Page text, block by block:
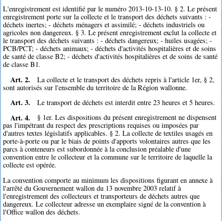
L'enregistrement est identifié par le numéro 2013-10-13-10. § 2. Le présent
enregistrement porte sur la collecte et le transport des déchets suivants : -
déchets inertes; - déchets ménagers et assimilé; - déchets industriels ou
agricoles non dangereux. § 3. Le présent enregistrement exclut la collecte et
le transport des déchets suivants : - déchets dangereux; - huiles usagées; -
PCB/PCT; - déchets animaux; - déchets d'activités hospitalières et de soins
de santé de classe B2; - déchets d'activités hospitalières et de soins de santé
de classe B1.
Art. 2.
La collecte et le transport des déchets repris à l'article 1er, § 2,
sont autorisés sur l'ensemble du territoire de la Région wallonne.
Art. 3. Le transport de déchets est interdit entre 23 heures et 5 heures.
Art. 4.
§ 1er. Les dispositions du présent enregistrement ne dispensent
pas l'impétrant du respect des prescriptions requises ou imposées par
d'autres textes législatifs applicables. § 2. La collecte de textiles usagés en
porte-à-porte ou par le biais de points d'apports volontaires autres que les
parcs à conteneurs est subordonnée à la conclusion préalable d'une
convention entre le collecteur et la commune sur le territoire de laquelle la
collecte est opérée.
La convention comporte au minimum les dispositions figurant en annexe à
l'arrêté du Gouvernement wallon du 13 novembre 2003 relatif à
l'enregistrement des collecteurs et transporteurs de déchets autres que
dangereux. Le collecteur adresse un exemplaire signé de la convention à
l'Office wallon des déchets.